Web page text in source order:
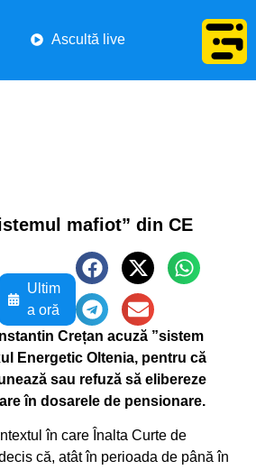
Ascultă live
mafiot” din CE
Ultim
a oră
Crețan acuză ”sistem
Energetic Oltenia, pentru că
sau refuză să elibereze
în dosarele de pensionare.
în care Înalta Curte de
că, atât în perioada de până în